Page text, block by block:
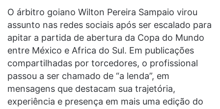
O árbitro goiano Wilton Pereira Sampaio virou
assunto nas redes sociais após ser escalado para
apitar a partida de abertura da Copa do Mundo
entre México e Africa do Sul. Em publicações
compartilhadas por torcedores, o profissional
passou a ser chamado de “a lenda”, em
mensagens que destacam sua trajetória,
experiência e presença em mais uma edição do